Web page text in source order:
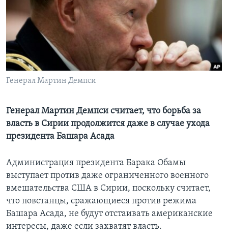
Learning English
СОЦИАЛЬНЫЕ СЕТИ
Генерал Мартин Демпси
Генерал Мартин Демпси считает, что борьба за
власть в Сирии продолжится даже в случае ухода
президента Башара Асада
Администрация президента Барака Обамы
выступает против даже ограниченного военного
вмешательства США в Сирии, поскольку считает,
что повстанцы, сражающиеся против режима
Башара Асада, не будут отстаивать американские
интересы, даже если захватят власть.